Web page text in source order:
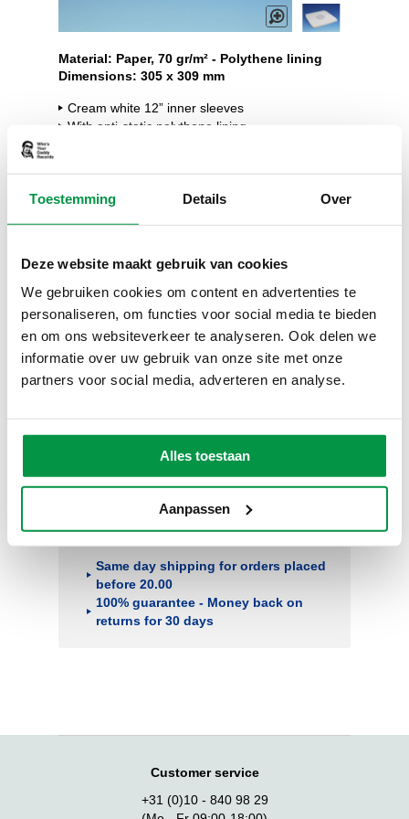
Toestemming Details Over
Deze website maakt gebruik van cookies
We gebruiken cookies om content en advertenties te
personaliseren, om functies voor social media te bieden
en om ons websiteverkeer te analyseren. Ook delen we
informatie over uw gebruik van onze site met onze
partners voor social media, adverteren en analyse.
Alles toestaan
Aanpassen
100 x €26.99
77.99
1,000 x € 249.99
Safe payment with iDeal, PayPal, bank
transfer, Mister Cash or creditcard.
Same day shipping for orders placed
before 20.00
100% guarantee - Money back on
returns for 30 days
to
the
of
Material: Paper, 70 gr/m² - Polythene lining
Dimensions: 305 x 309 mm
Cream white 12” inner sleeves
With anti-static polythene lining
Customer service
+31 (0)10 - 840 98 29